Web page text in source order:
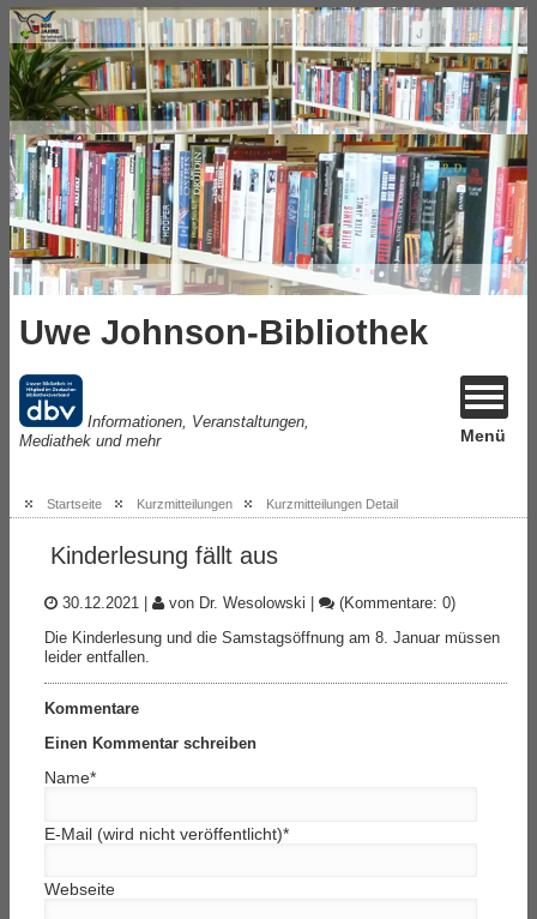
Uwe Johnson-Bibliothek
Informationen, Veranstaltungen,
Mediathek und mehr
Menü
Startseite Kurzmitteilungen Kurzmitteilungen Detail
Kinderlesung fällt aus
30.12.2021 | von Dr. Wesolowski |
(Kommentare: 0)
Die Kinderlesung und die Samstagsöffnung am 8. Januar müssen
leider entfallen.
Kommentare
Einen Kommentar schreiben
Name*
E-Mail (wird nicht veröffentlicht)*
Webseite